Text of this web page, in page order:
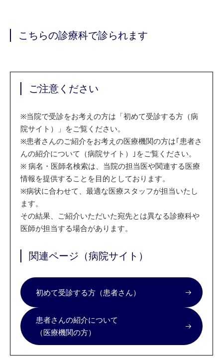
こちらの診療科で診られます
ご注意ください
※当院で受診をお考えの方は「初めて受診する方（病
院サイト）」をご覧ください。
※患者さんのご紹介をお考えの医療機関の方は｢患者さ
んの紹介について（病院サイト）｣をご覧ください。
※ 病名・医師名検索は、当院の担当医や関連する医療
情報を提供することを目的としております。
※病状に合わせて、最適な医療スタッフが担当いたし
ます。
その結果、ご紹介いただいた宛先とは異なる診療科や
医師が担当する場合があります。
関連ページ（病院サイト）
初めて受診する方（患者さん）
患者さんの紹介について
（医療機関の方）